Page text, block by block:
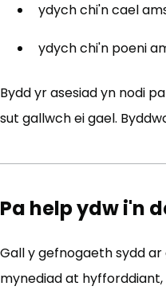
ydych chi'n cael
ydych chi'n poeni
Bydd yr asesiad yn nodi
sut gallwch ei gael.
Pa help ydw i'n
Gall y gefnogaeth sydd
mynediad at hyfforddiant,